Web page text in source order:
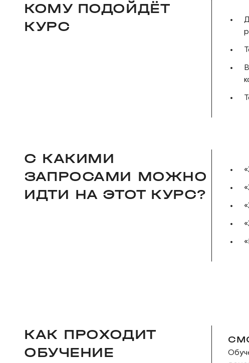
КОМУ ПОДОЙДЁТ
КУРС
С КАКИМИ
ЗАПРОСАМИ МОЖНО
ИДТИ НА ЭТОТ КУРС?
КАК ПРОХОДИТ
ОБУЧЕНИЕ